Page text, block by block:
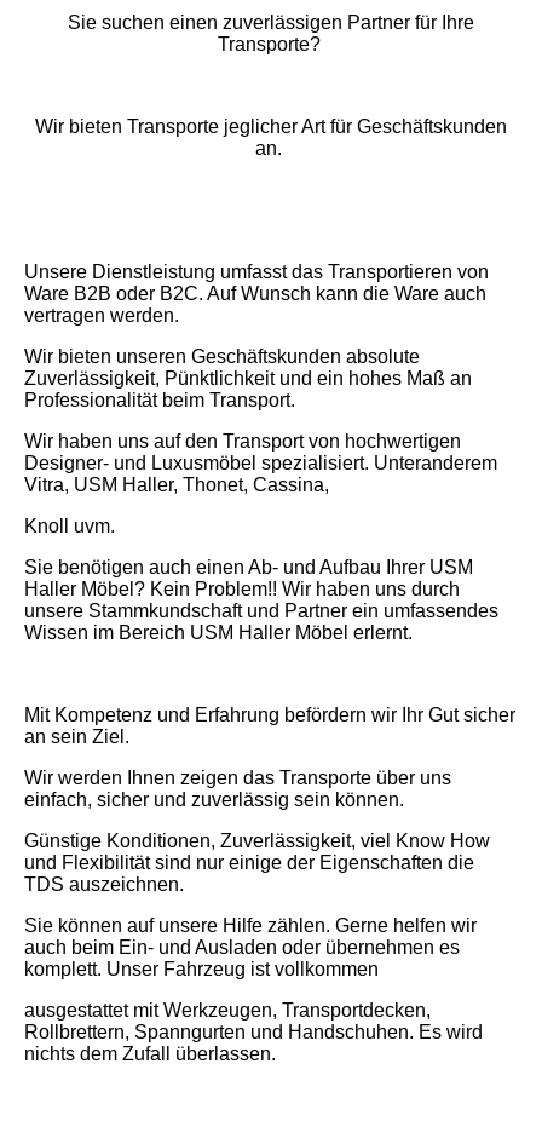
Sie suchen einen zuverlässigen Partner für Ihre
Transporte?
Wir bieten Transporte jeglicher Art für Geschäftskunden
an.
Unsere Dienstleistung umfasst das Transportieren von
Ware B2B oder B2C. Auf Wunsch kann die Ware auch
vertragen werden.
Wir bieten unseren Geschäftskunden absolute
Zuverlässigkeit, Pünktlichkeit und ein hohes Maß an
Professionalität beim Transport.
Wir haben uns auf den Transport von hochwertigen
Designer- und Luxusmöbel spezialisiert. Unteranderem
Vitra, USM Haller, Thonet, Cassina,
Knoll uvm.
Sie benötigen auch einen Ab- und Aufbau Ihrer USM
Haller Möbel? Kein Problem!! Wir haben uns durch
unsere Stammkundschaft und Partner ein umfassendes
Wissen im Bereich USM Haller Möbel erlernt.
Mit Kompetenz und Erfahrung befördern wir Ihr Gut sicher
an sein Ziel.
Wir werden Ihnen zeigen das Transporte über uns
einfach, sicher und zuverlässig sein können.
Günstige Konditionen, Zuverlässigkeit, viel Know How
und Flexibilität sind nur einige der Eigenschaften die
TDS auszeichnen.
Sie können auf unsere Hilfe zählen. Gerne helfen wir
auch beim Ein- und Ausladen oder übernehmen es
komplett. Unser Fahrzeug ist vollkommen
ausgestattet mit Werkzeugen, Transportdecken,
Rollbrettern, Spanngurten und Handschuhen. Es wird
nichts dem Zufall überlassen.